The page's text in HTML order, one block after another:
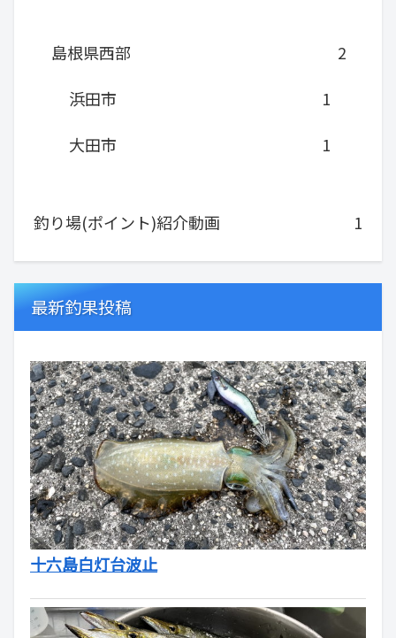
島根県西部
2
浜田市
1
大田市
1
釣り場(ポイント)紹介動画 1
最新釣果投稿
十六島白灯台波止